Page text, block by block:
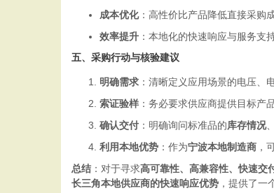
成本优化：高性价比产品降低直接采购
效率提升 ：本地化的快速响应与服务支
五、采购行动与核验建议
明确需求 ：清晰定义应用场景的电压、
索证验样 ：务必要求供应商提供目标产
确认交付 ：明确询问标准品的库存情况、
利用本地优势 ：作为宁波本地制造商 ，
总结 ：对于寻求高可靠性、高兼容性、快速交
长三角本地供应商的快速响应优势 ，提供了一